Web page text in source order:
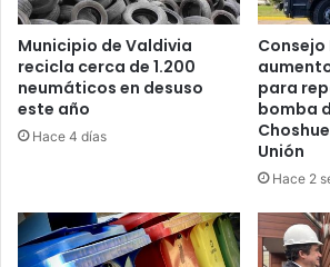
Municipio de Valdivia
recicla cerca de 1.200
neumáticos en desuso
este año
Hace 4 días
para
bomba
Unión
Hace 2